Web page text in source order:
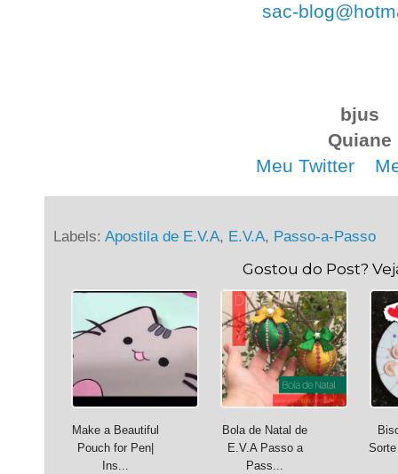
sac-
bjus
Quiane
Meu Twitter. .
Labels: Apostila de E.V.A, E.V.A, Passo-a-Passo
Gostou do Post?
Make a Beautiful
Pouch for Pen|
Ins...
Bola de Natal de
E.V.A Passo a
Pass...